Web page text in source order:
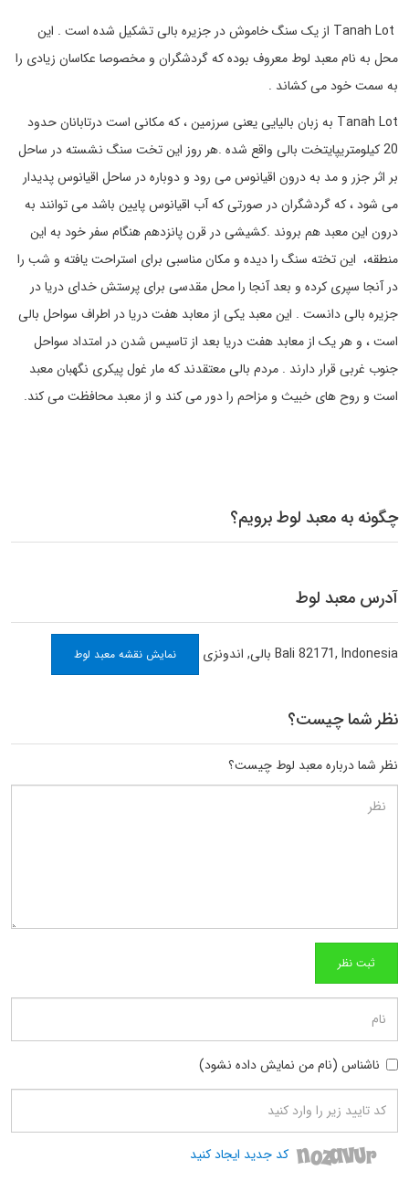
Tanah Lot از یک سنگ خاموش در جزیره بالی تشکیل شده است . این
محل به نام معبد لوط معروف بوده که گردشگران و مخصوصا عکاسان زیادی را
به سمت خود می کشاند .
Tanah Lot به زبان بالیایی یعنی سرزمین ، که مکانی است درتابانان حدود
20 کیلومتریپایتخت بالی واقع شده .هر روز این تخت سنگ نشسته در ساحل
بر اثر جزر و مد به درون اقیانوس می رود و دوباره در ساحل اقیانوس پدیدار
می شود ، که گردشگران در صورتی که آب اقیانوس پایین باشد می توانند به
درون این معبد هم بروند .کشیشی در قرن پانزدهم هنگام سفر خود به این
منطقه، این تخته سنگ را دیده و مکان مناسبی برای استراحت یافته و شب را
در آنجا سپری کرده و بعد آنجا را محل مقدسی برای پرستش خدای دریا در
جزیره بالی دانست . این معبد یکی از معابد هفت دریا در اطراف سواحل بالی
است ، و هر یک از معابد هفت دریا بعد از تاسیس شدن در امتداد سواحل
جنوب غربی قرار دارند . مردم بالی معتقدند که مار غول پیکری نگهبان معبد
است و روح های خبیث و مزاحم را دور می کند و از معبد محافظت می کند.
چگونه به معبد لوط برویم؟
آدرس معبد لوط
Bali 82171, Indonesia بالی, اندونزی نمایش نقشه معبد لوط
نظر شما چیست؟
نظر شما درباره معبد لوط چیست؟
ناشناس (نام من نمایش داده نشود)
کد جدید ایجاد کنید